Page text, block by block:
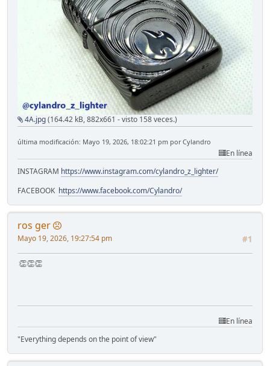
4A.jpg(164.42 kB, 882x661 - visto 158 veces.)
última modificación: Mayo 19, 2026, 18:02:21 pm por Cylandro
En línea
INSTAGRAM https://www.instagram.com/cylandro_z_lighter/
FACEBOOK https://www.facebook.com/Cylandro/
ros ger
#1
Mayo 19, 2026, 19:27:54 pm
👏👏👏
En línea
"Everything depends on the point of view"